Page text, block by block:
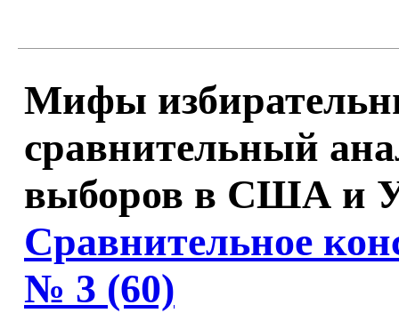
Мифы
сравнительный
выборов в США и
Сравнительное
№ 3 (60)